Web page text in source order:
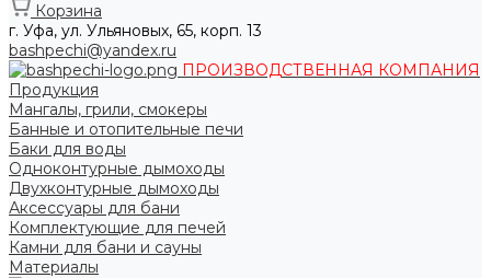
Корзина
г. Уфа, ул. Ульяновых, 65, корп. 13
bashpechi@yandex.ru
ПРОИЗВОДСТВЕННАЯ КОМПАНИЯ
Продукция
Мангалы, грили, смокеры
Банные и отопительные печи
Баки для воды
Одноконтурные дымоходы
Двухконтурные дымоходы
Аксессуары для бани
Комплектующие для печей
Камни для бани и сауны
Материалы